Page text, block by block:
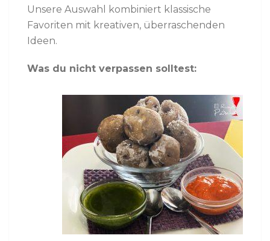
Unsere Auswahl kombiniert klassische
Favoriten mit kreativen, überraschenden
Ideen.
Was du nicht verpassen solltest: